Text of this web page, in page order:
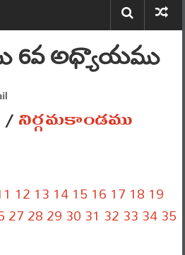
6వ అధ్యాయము
/నిర్గమకాండము
12 13 1415 16 17 18 19
2728293031 32333435